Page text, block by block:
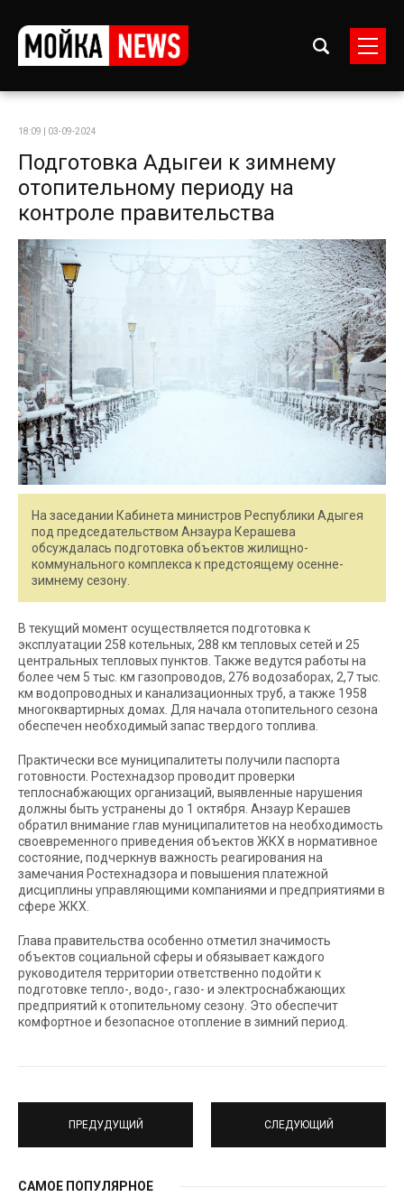
18:09 | 03-09-2024
Подготовка Адыгеи к зимнему
отопительному периоду на
контроле правительства
На заседании Кабинета министров Республики Адыгея
под председательством Анзаура Керашева
обсуждалась подготовка объектов жилищно-
коммунального комплекса к предстоящему осенне-
зимнему сезону.
В текущий момент осуществляется подготовка к
эксплуатации 258 котельных, 288 км тепловых сетей и 25
центральных тепловых пунктов. Также ведутся работы на
более чем 5 тыс. км газопроводов, 276 водозаборах, 2,7 тыс.
км водопроводных и канализационных труб, а также 1958
многоквартирных домах. Для начала отопительного сезона
обеспечен необходимый запас твердого топлива.
Практически все муниципалитеты получили паспорта
готовности. Ростехнадзор проводит проверки
теплоснабжающих организаций, выявленные нарушения
должны быть устранены до 1 октября. Анзаур Керашев
обратил внимание глав муниципалитетов на необходимость
своевременного приведения объектов ЖКХ в нормативное
состояние, подчеркнув важность реагирования на
замечания Ростехнадзора и повышения платежной
дисциплины управляющими компаниями и предприятиями в
сфере ЖКХ.
Глава правительства особенно отметил значимость
объектов социальной сферы и обязывает каждого
руководителя территории ответственно подойти к
подготовке тепло-, водо-, газо- и электроснабжающих
предприятий к отопительному сезону. Это обеспечит
комфортное и безопасное отопление в зимний период.
ПРЕДУДУЩИЙ СЛЕДУЮЩИЙ
САМОЕ ПОПУЛЯРНОЕ